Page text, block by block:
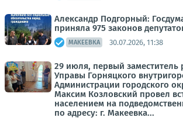
Александр Подгорный:
приняла 975 законов
МАКЕЕВКА 30.07.2026, 11:38
29 июля, первый заместитель
Управы Горняцкого
Администрации городского
Максим Козловский провел
населением на
по адресу: г. Макеевка...